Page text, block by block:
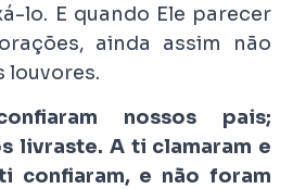
lo. E quando Ele parecer
ainda assim não
louvores.
nossos pais;
livraste. A ti clamaram e
confiaram, e não foram